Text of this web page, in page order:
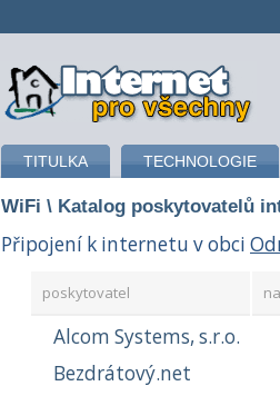
připojení k internetu
TITULKA TECHNOLOGIE
WiFi \ Katalog poskytovatelů
Připojení k internetu v obci
poskytovatel
Alcom Systems, s.r.o.
Bezdrátový.net